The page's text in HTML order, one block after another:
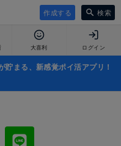
作成する 検索
大喜利 ログイン
まる、新感覚ポイ活アプリ！